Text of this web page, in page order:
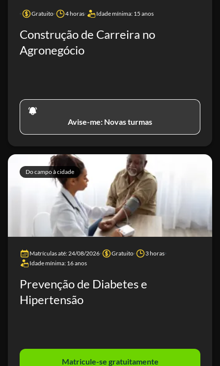
Gratuito 4 horas Idade mínima: 15 anos
Construção de Carreira no
Agronegócio
Avise-me: Novas turmas
Do campo à cidade
Matrículas até: 24/08/2026 Gratuito
3 horas
Idade mínima: 16 anos
Prevenção de Diabetes e
Hipertensão
Matricule-se gratuitamente